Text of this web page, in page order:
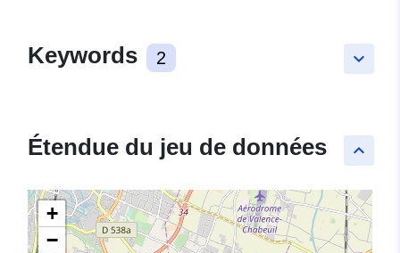
keyboard_arrow_down
Keywords 2
keyboard_arrow_up
Étendue du jeu de données
+
−